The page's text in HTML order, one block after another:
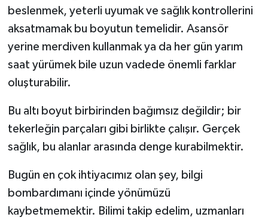
beslenmek, yeterli uyumak ve sağlık kontrollerini
aksatmamak bu boyutun temelidir. Asansör
yerine merdiven kullanmak ya da her gün yarım
saat yürümek bile uzun vadede önemli farklar
oluşturabilir.
Bu altı boyut birbirinden bağımsız değildir; bir
tekerleğin parçaları gibi birlikte çalışır. Gerçek
sağlık, bu alanlar arasında denge kurabilmektir.
Bugün en çok ihtiyacımız olan şey, bilgi
bombardımanı içinde yönümüzü
kaybetmemektir. Bilimi takip edelim, uzmanları